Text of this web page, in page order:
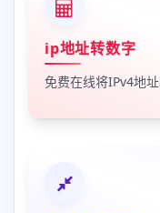
ip地址转数字
免费在线将IPv4地